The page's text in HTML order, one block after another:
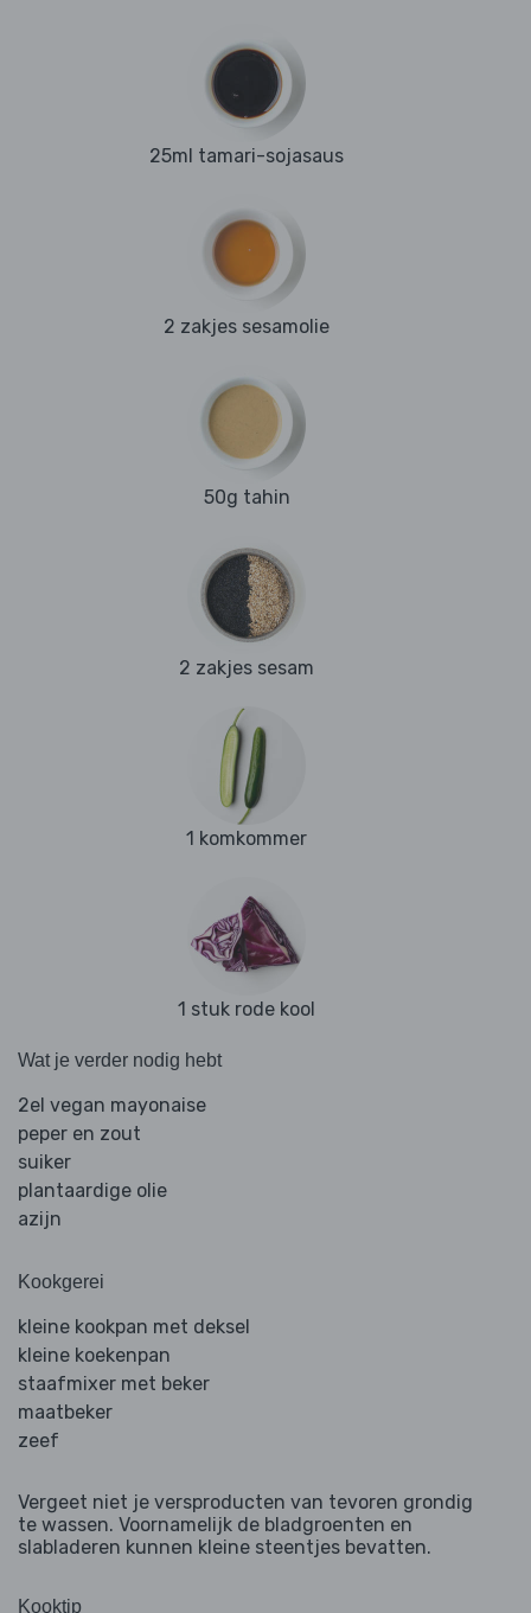
25ml tamari-sojasaus
2 zakjes sesamolie
50g tahin
2 zakjes sesam
1 komkommer
1 stuk rode kool
Wat je verder nodig hebt
2el vegan mayonaise
peper en zout
suiker
plantaardige olie
azijn
Kookgerei
kleine kookpan met deksel
kleine koekenpan
staafmixer met beker
maatbeker
zeef
Vergeet niet je versproducten van tevoren grondig
te wassen. Voornamelijk de bladgroenten en
slabladeren kunnen kleine steentjes bevatten.
Kooktip